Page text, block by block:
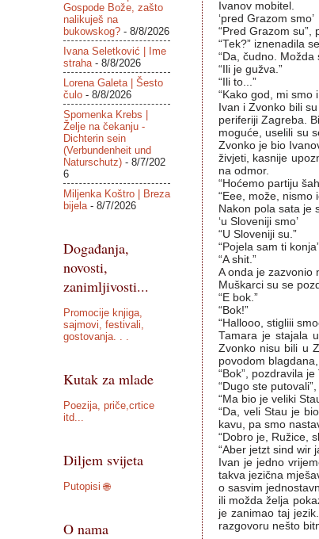
Ivanov mobitel.
‘pred Grazom smo’
“Pred Grazom su”,
“Tek?” iznenadila
“Da, čudno. Možda
“Ili je gužva.”
“Ili to...”
“Kako god, mi smo
Ivan i Zvonko bili
periferiji Zagreba.
moguće, uselili su
Zvonko je bio
živjeti, kasnije
na odmor.
“Hoćemo partiju
“Eee, može, nismo
Nakon pola sata je
‘u Sloveniji smo’
“U Sloveniji su.”
“Pojela sam ti
“A shit.”
A onda je zazvonio
Muškarci su se
“E bok.”
“Bok!”
“Hallooo, stigliii
Tamara je stajala
Zvonko nisu bili u
povodom blagdana,
“Bok”, pozdravila
“Dugo ste
“Ma bio je veliki
“Da, veli Stau je
kavu, pa smo
“Dobro je, Ružice,
“Aber jetzt sind wir
Ivan je jedno
takva jezična
o sasvim
ili možda želja
je zanimao taj
razgovoru nešto
Gospode Bože, zašto
nalikuješ na
bukowskog?- 8/8/2026
Ivana Seletković | Ime
straha- 8/8/2026
Lorena Galeta | Šesto
čulo- 8/8/2026
Spomenka Krebs |
Želje na čekanju -
Dichterin sein
(Verbundenheit und
Naturschutz)- 8/7/202
6
Miljenka Koštro | Breza
bijela- 8/7/2026
Događanja,
novosti,
zanimljivosti...
Promocije knjiga,
sajmovi, festivali,
gostovanja. . .
Kutak za mlade
Poezija, priče,crtice
itd...
Diljem svijeta
Putopisi 🌐
O nama